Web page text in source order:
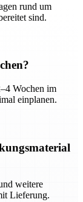
rund um
sind.
Wochen im
einplanen.
weitere
Lieferung.